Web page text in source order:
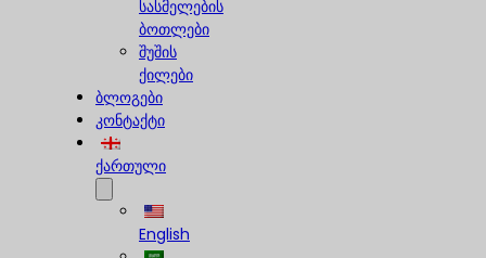
სასმელების
ბოთლები
შუშის
ქილები
ბლოგები
კონტაქტი
ქართული
English